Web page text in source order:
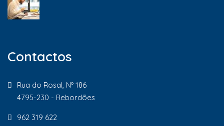
Contactos
Rua do Rosal, Nº 186
4795-230 - Rebordões
962 319 622